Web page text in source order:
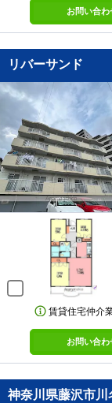
お問い合わ
リバーサンド
賃貸住宅仲介
お問い合わ
神奈川県藤沢市川